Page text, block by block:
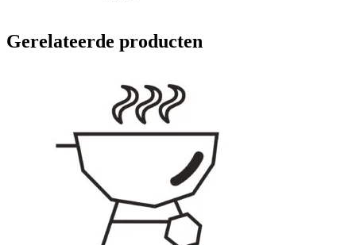
Gerelateerde producten